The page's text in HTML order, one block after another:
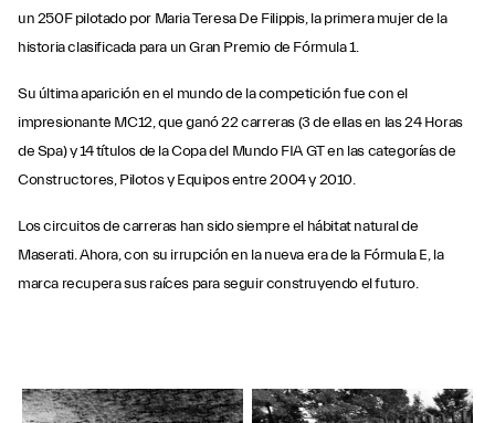
un 250F pilotado por Maria Teresa De Filippis, la primera mujer de la
historia clasificada para un Gran Premio de Fórmula 1.
Su última aparición en el mundo de la competición fue con el
impresionante MC12, que ganó 22 carreras (3 de ellas en las 24 Horas
de Spa) y 14 títulos de la Copa del Mundo FIA GT en las categorías de
Constructores, Pilotos y Equipos entre 2004 y 2010.
Los circuitos de carreras han sido siempre el hábitat natural de
Maserati. Ahora, con su irrupción en la nueva era de la Fórmula E, la
marca recupera sus raíces para seguir construyendo el futuro.